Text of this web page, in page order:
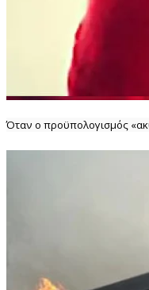
Όταν ο προϋπολογισμός